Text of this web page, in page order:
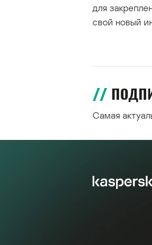
для
свой новый
Самая